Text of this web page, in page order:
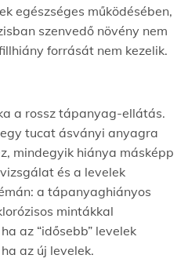
egészséges működésében,
szenvedő növény nem
forrását nem kezelik.
a rossz tápanyag-ellátás.
tucat ásványi anyagra
mindegyik hiánya másképp
és a levelek
a tápanyaghiányos
mintákkal
az “idősebb” levelek
az új levelek.